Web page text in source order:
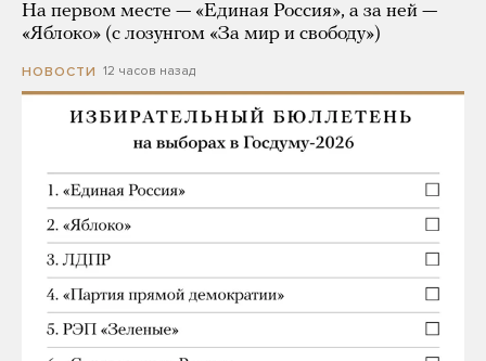
На первом месте — «Единая Россия», а за ней —
«Яблоко» (с лозунгом «За мир и свободу»)
НОВОСТИ 12 часов назад